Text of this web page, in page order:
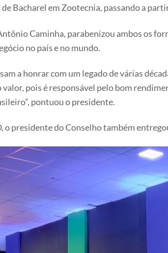
Bacharel em Zootecnia, passando a
Caminha, parabenizou ambos os
no país e no mundo.
a honrar com um legado de várias
valor, pois é responsável pelo bom
pontuou o presidente.
o presidente do Conselho também